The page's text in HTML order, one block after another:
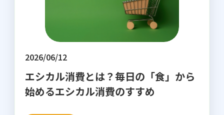
2026/06/12
エシカル消費とは？毎日の「食」から
始めるエシカル消費のすすめ